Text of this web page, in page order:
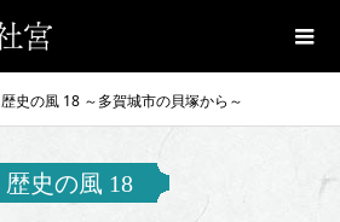
歴史の風 18 ～多賀城市の貝塚から～
歴史の風 18